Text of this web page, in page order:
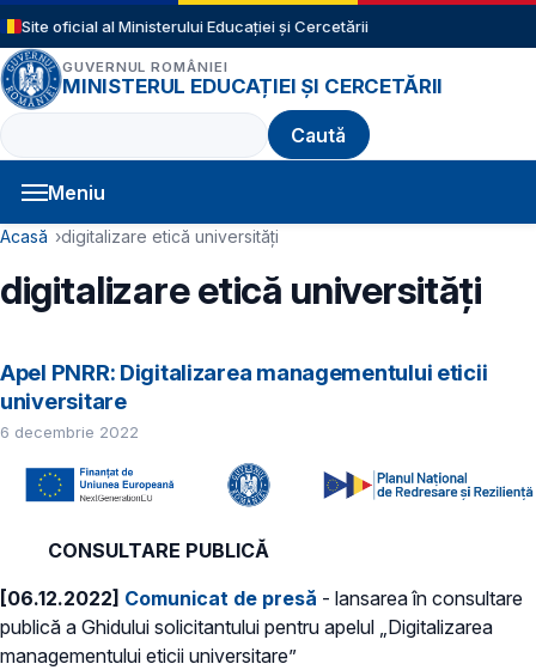
Sari la conținutul principal
Site oficial al Ministerului Educației și Cercetării
GUVERNUL ROMÂNIEI
MINISTERUL EDUCAȚIEI ȘI CERCETĂRII
Caută
Meniu
Navigație principală
Cale de navigare
Acasă digitalizare etică universități
digitalizare etică universități
Apel PNRR: Digitalizarea managementului eticii
universitare
6 decembrie 2022
CONSULTARE PUBLICĂ
[06.12.2022] Comunicat de presă - lansarea în consultare
publică a Ghidului solicitantului pentru apelul „Digitalizarea
managementului eticii universitare”